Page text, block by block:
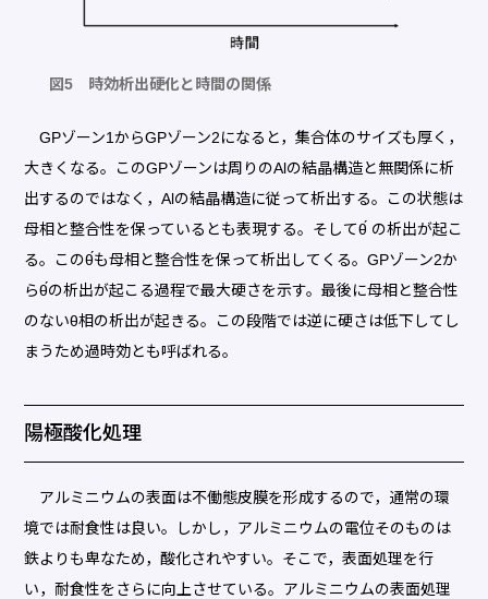
図5 時効析出硬化と時間の関係
GPゾーン1からGPゾーン2になると，集合体のサイズも厚く，
大きくなる。このGPゾーンは周りのAlの結晶構造と無関係に析
出するのではなく，Alの結晶構造に従って析出する。この状態は
母相と整合性を保っているとも表現する。そしてθ́ の析出が起こ
る。このθ́も母相と整合性を保って析出してくる。GPゾーン2か
らθ́の析出が起こる過程で最大硬さを示す。最後に母相と整合性
のないθ相の析出が起きる。この段階では逆に硬さは低下してし
まうため過時効とも呼ばれる。
陽極酸化処理
アルミニウムの表面は不働態皮膜を形成するので，通常の環
境では耐食性は良い。しかし，アルミニウムの電位そのものは
鉄よりも卑なため，酸化されやすい。そこで，表面処理を行
い，耐食性をさらに向上させている。アルミニウムの表面処理